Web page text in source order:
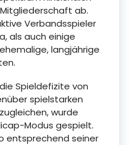
ab.
Verbandsspieler
als auch einige
langjährige
Spieldefizite von
spielstarken
wurde
Modus gespielt.
entsprechend seiner